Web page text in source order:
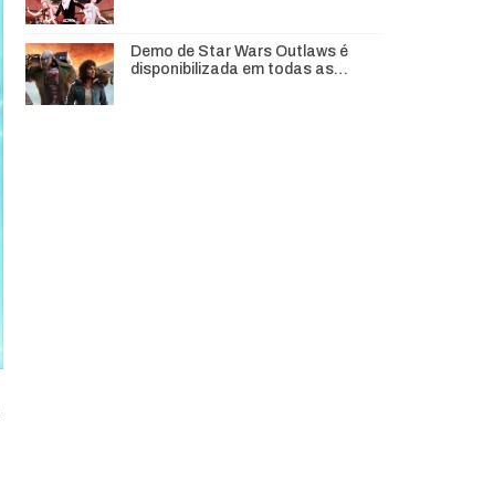
Demo de Star Wars Outlaws é
disponibilizada em todas as…